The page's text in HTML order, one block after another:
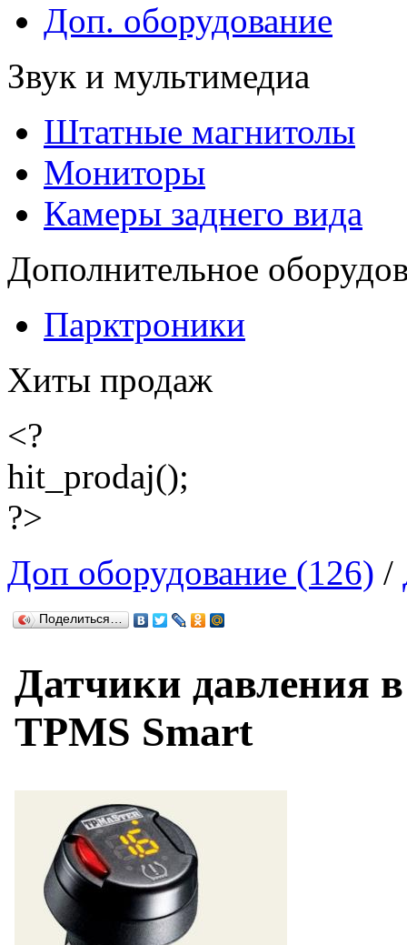
Доп. оборудование
Звук и мультимедиа
Штатные магнитолы
Мониторы
Камеры заднего вида
Дополнительное
Парктроники
Хиты продаж
<?
hit_prodaj();
?>
Доп оборудование (126) /
Поделиться…
Датчики давления
TPMS Smart